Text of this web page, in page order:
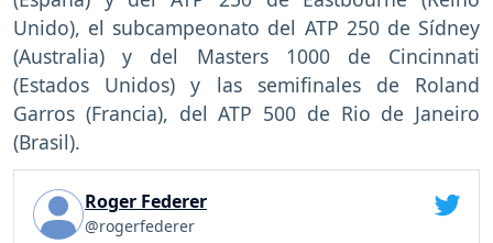
Unido), el subcampeonato del ATP 250 de Sídney
(Australia) y del Masters 1000 de Cincinnati
(Estados Unidos) y las semifinales de Roland
Garros (Francia), del ATP 500 de Rio de Janeiro
(Brasil).
Roger Federer
@rogerfederer